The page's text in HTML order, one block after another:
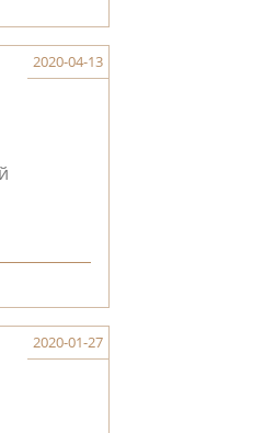
2020-04-13
2020-01-27